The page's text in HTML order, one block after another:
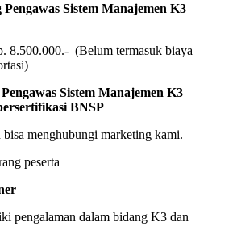
Pengawas Sistem Manajemen K3
8.500.000.- (Belum termasuk biaya
Sistem Manajemen K3
BNSP
menghubungi marketing kami.
peserta
pengalaman dalam bidang K3 dan